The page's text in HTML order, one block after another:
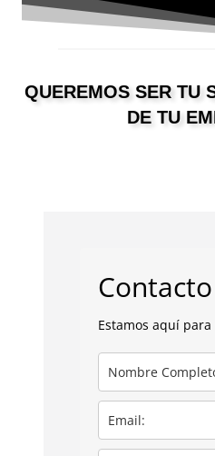
QUEREMOS SER TU
DE TU
Contacto
Estamos aquí